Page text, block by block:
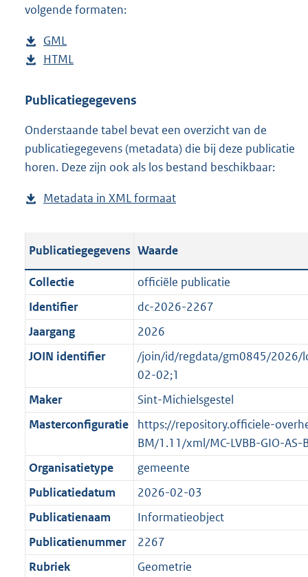
volgende formaten:
D
o
n
o
a
d
u
l
c
a
t
i
e
n
f
o
m
a
a
t
GML
e
t
n
d
s
r
o
t
e
:
3
K
D
w
l
o
a
p
b
i
c
a
t
i
i
n
f
r
m
a
a
t
HTML
s
a
n
d
g
o
t
t
e
:
o
b
e
k
n
d
Publicatiegegevens
Onderstaande tabel bevat een overzicht van de
publicatiegegevens (metadata) die bij deze publicatie
horen. Deze zijn ook als los bestand beschikbaar:
Metadata in XML formaat
t
a
n
d
g
r
o
o
t
t
e
:
2
K
b
Publicatiegegevens Waarde
Collectie
officiële publicatie
Identifier
dc-2026-2267
Jaargang
2026
JOIN identifier
/join/id/regdata/gm0845/2026/
02-02;1
Maker
Sint-Michielsgestel
Masterconfiguratie
https://repository.officiele-
BM/1.11/xml/MC-LVBB-GIO-AS-
Organisatietype
gemeente
Publicatiedatum
2026-02-03
Publicatienaam
Informatieobject
Publicatienummer
2267
Rubriek
Geometrie